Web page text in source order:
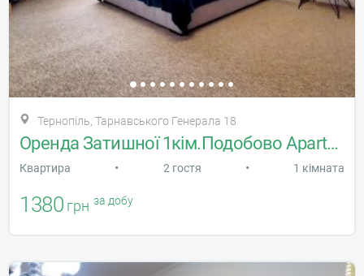
Тернопіль, Тарнавського Генерала 18
Оренда Затишної 1кім.Подобово Apartment
Квартира • 2 гостя • 1 кімната
1380 грн за добу